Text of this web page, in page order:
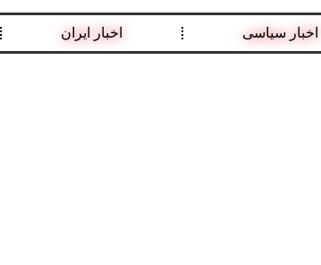
اخبار سیاسی اخبار ایران